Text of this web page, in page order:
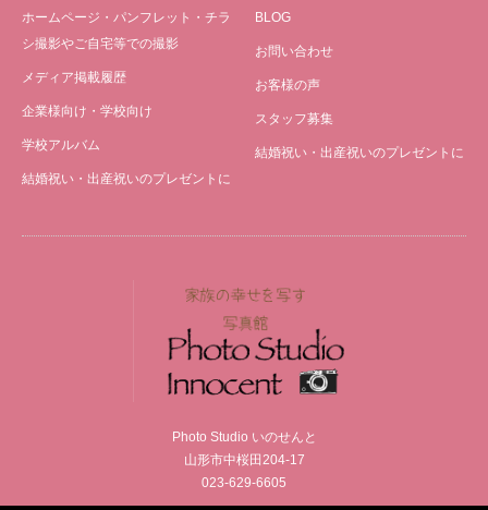
ホームページ・パンフレット・チラ
シ撮影やご自宅等での撮影
メディア掲載履歴
企業様向け・学校向け
学校アルバム
結婚祝い・出産祝いのプレゼントに
BLOG
お問い合わせ
お客様の声
スタッフ募集
結婚祝い・出産祝いのプレゼントに
Photo Studio いのせんと
山形市中桜田204-17
023-629-6605